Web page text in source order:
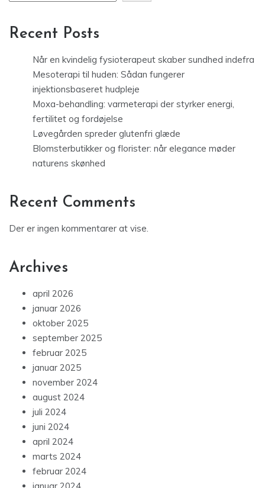
Recent Posts
Når en kvindelig fysioterapeut skaber sundhed indefra
Mesoterapi til huden: Sådan fungerer
injektionsbaseret hudpleje
Moxa-behandling: varmeterapi der styrker energi,
fertilitet og fordøjelse
Løvegården spreder glutenfri glæde
Blomsterbutikker og florister: når elegance møder
naturens skønhed
Recent Comments
Der er ingen kommentarer at vise.
Archives
april 2026
januar 2026
oktober 2025
september 2025
februar 2025
januar 2025
november 2024
august 2024
juli 2024
juni 2024
april 2024
marts 2024
februar 2024